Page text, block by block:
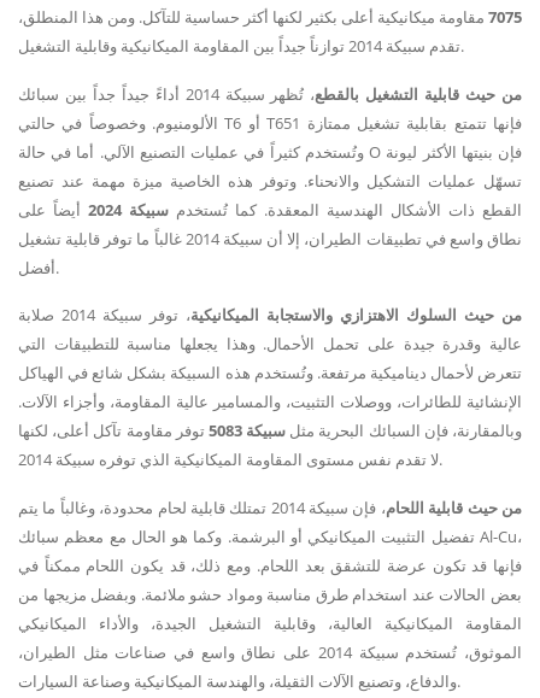
7075 مقاومة ميكانيكية أعلى بكثير لكنها أكثر حساسية للتآكل. ومن هذا المنطلق،
تقدم سبيكة 2014 توازناً جيداً بين المقاومة الميكانيكية وقابلية التشغيل.
من حيث قابلية التشغيل بالقطع
، تُظهر سبيكة 2014 أداءً جيداً جداً بين سبائك
الألومنيوم. وخصوصاً في حالتي T6 أو T651 فإنها تتمتع بقابلية تشغيل ممتازة
وتُستخدم كثيراً في عمليات التصنيع الآلي. أما في حالة O فإن بنيتها الأكثر ليونة
تسهّل عمليات التشكيل والانحناء. وتوفر هذه الخاصية ميزة مهمة عند تصنيع
القطع ذات الأشكال الهندسية المعقدة. كما تُستخدم سبيكة 2024
أيضاً على
نطاق واسع في تطبيقات الطيران، إلا أن سبيكة 2014 غالباً ما توفر قابلية تشغيل
أفضل.
من حيث السلوك الاهتزازي والاستجابة الميكانيكية
، توفر سبيكة 2014 صلابة
عالية وقدرة جيدة على تحمل الأحمال. وهذا يجعلها مناسبة للتطبيقات التي
تتعرض لأحمال ديناميكية مرتفعة. وتُستخدم هذه السبيكة بشكل شائع في الهياكل
الإنشائية للطائرات، ووصلات التثبيت، والمسامير عالية المقاومة، وأجزاء الآلات.
وبالمقارنة، فإن السبائك البحرية مثل سبيكة 5083
توفر مقاومة تآكل أعلى، لكنها
لا تقدم نفس مستوى المقاومة الميكانيكية الذي توفره سبيكة 2014.
من حيث قابلية اللحام
، فإن سبيكة 2014 تمتلك قابلية لحام محدودة، وغالباً ما يتم
تفضيل التثبيت الميكانيكي أو البرشمة. وكما هو الحال مع معظم سبائك Al-Cu،
فإنها قد تكون عرضة للتشقق بعد اللحام. ومع ذلك، قد يكون اللحام ممكناً في
بعض الحالات عند استخدام طرق مناسبة ومواد حشو ملائمة. وبفضل مزيجها من
المقاومة الميكانيكية العالية، وقابلية التشغيل الجيدة، والأداء الميكانيكي
الموثوق، تُستخدم سبيكة 2014 على نطاق واسع في صناعات مثل الطيران،
والدفاع، وتصنيع الآلات الثقيلة، والهندسة الميكانيكية وصناعة السيارات.